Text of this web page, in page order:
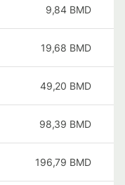
9,84 BMD
19,68 BMD
49,20 BMD
98,39 BMD
196,79 BMD